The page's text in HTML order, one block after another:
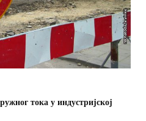
тока у индустријској